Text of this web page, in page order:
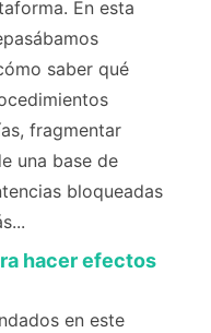
En esta
saber qué
fragmentar
una base de
bloqueadas
hacer efectos
en este